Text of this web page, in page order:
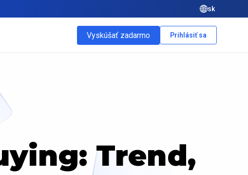
sk
Vyskúšať zadarmo Prihlásiť sa
Trend,